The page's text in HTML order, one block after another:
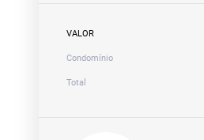
VALOR
Condomínio
Total